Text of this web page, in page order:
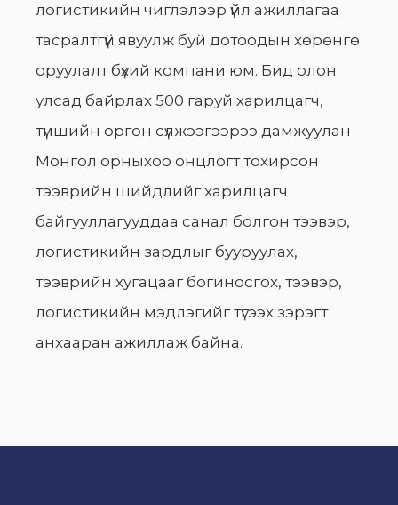
логистикийн чиглэлээр үйл ажиллагаа
тасралтгүй явуулж буй дотоодын хөрөнгө
оруулалт бүхий компани юм. Бид олон
улсад байрлах 500 гаруй харилцагч,
түншийн өргөн сүлжээгээрээ дамжуулан
Монгол орныхоо онцлогт тохирсон
тээврийн шийдлийг харилцагч
байгууллагууддаа санал болгон тээвэр,
логистикийн зардлыг бууруулах,
тээврийн хугацааг богиносгох, тээвэр,
логистикийн мэдлэгийг түгээх зэрэгт
анхааран ажиллаж байна.